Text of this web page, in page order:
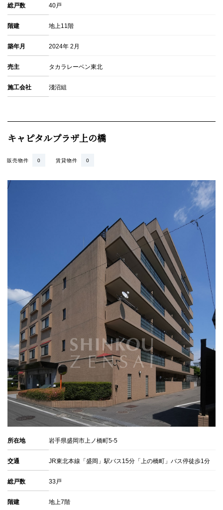
総戸数 40戸
階建 地上11階
築年月 2024年 2月
売主 タカラレーベン東北
施工会社 淺沼組
キャピタルプラザ上の橋
賃貸物件 0
販売物件 0
所在地 岩手県盛岡市上ノ橋町5-5
交通 JR東北本線「盛岡」駅バス15分「上の橋町」バス停徒歩1分
総戸数 33戸
階建 地上7階